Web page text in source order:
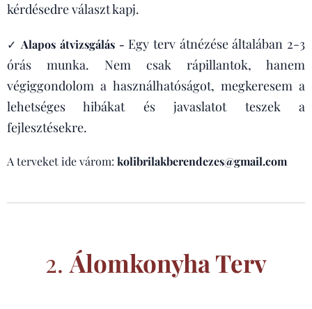
kérdésedre választ kapj.
✓Alapos átvizsgálás - Egy terv átnézése általában 2-3
órás munka. Nem csak rápillantok, hanem
végiggondolom a használhatóságot, megkeresem a
lehetséges hibákat és javaslatot teszek a
fejlesztésekre.
A terveket ide várom: kolibrilakberendezes@gmail.com
2. Álomkonyha Terv